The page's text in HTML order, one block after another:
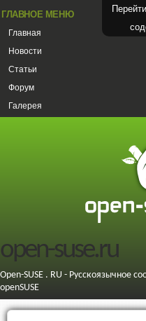
ГЛАВНОЕ МЕНЮ
Главная
Новости
Статьи
Форум
Галерея
open-suse.ru
Open-SUSE . RU - Русскоязычное
openSUSE